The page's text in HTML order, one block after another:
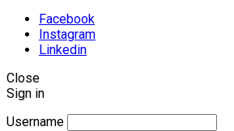
Facebook
Instagram
Linkedin
Close
Sign in
Username